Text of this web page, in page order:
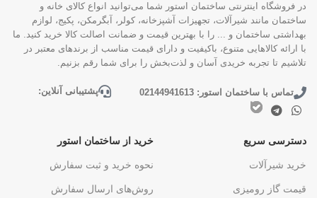
در فروشگاه اینترنتی ساختمان استور شما می‌توانید انواع کالای خانه و
ساختمان مانند شیرآلات، تجهیزات آشپزخانه، کولر، آبگرمکن، پکیج، لوازم
بهداشتی ساختمان و ... را با بهترین قیمت و ضمانت اصالت کالا خرید کنید. ما
با ارائه کالاهایی متنوع، باکیفیت و دارای قیمت مناسب از برندهای معتبر در
تلاشیم تا تجربه خریدی آسان و لذت‌بخش را برای شما رقم بزنیم.
تماس با ساختمان استور: 02144941613 پشتیبانی آنلاین:
دسترسی سریع
خرید شیرآلات
قیمت گاز رومیزی
خرید از ساختمان استور
نحوه خرید و ثبت سفارش
روش‌های ارسال سفارش